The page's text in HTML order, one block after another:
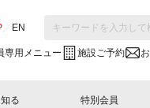
EN
専用メニュー 施設ご予約
る 特別会員